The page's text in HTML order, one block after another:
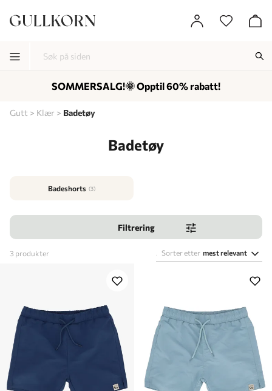
Gutt Klær Badetøy
Badetøy
Badeshorts (3)
Filtrering
3 produkter Sorter etter mest relevant
SOMMERSALG!🌞 Opptil 60% rabatt!
-
-
-